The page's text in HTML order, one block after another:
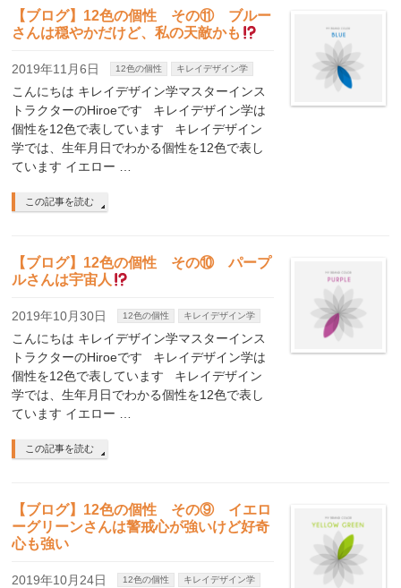
【ブログ】12色の個性 その⑪ ブルー
さんは穏やかだけど、私の天敵かも
2019年11月6日 12色の個性 キレイデザイン学
こんにちは キレイデザイン学マスターインス
トラクターのHiroeです キレイデザイン学は
個性を12色で表しています キレイデザイン
学では、生年月日でわかる個性を12色で表し
ています イエロー …
この記事を読む
【ブログ】12色の個性 その⑩ パープ
ルさんは宇宙人
2019年10月30日 12色の個性 キレイデザイン学
こんにちは キレイデザイン学マスターインス
トラクターのHiroeです キレイデザイン学は
個性を12色で表しています キレイデザイン
学では、生年月日でわかる個性を12色で表し
ています イエロー …
この記事を読む
【ブログ】12色の個性 その⑨ イエロ
ーグリーンさんは警戒心が強いけど好奇
心も強い
2019年10月24日 12色の個性 キレイデザイン学